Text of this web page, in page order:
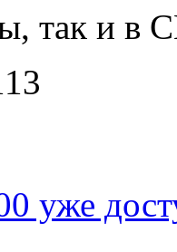
так и
уже